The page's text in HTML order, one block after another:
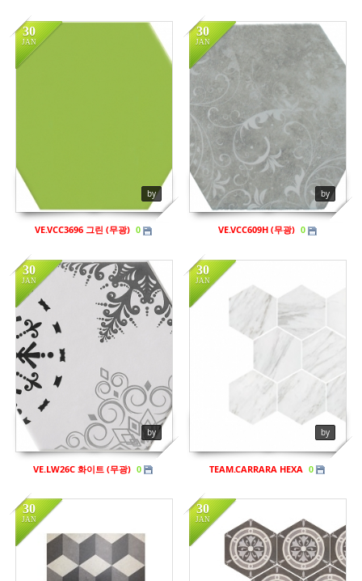
30
JAN
by
VE.VCC3696 그린 (무광) 0
30
JAN
by
VE.VCC609H (무광) 0
30
JAN
by
VE.LW26C 화이트 (무광) 0
30
JAN
by
비규격
Views
TEAM.CARRARA HEXA 0
30
JAN
in비규격
Views
996
30
JAN
1030
비규격
비규격